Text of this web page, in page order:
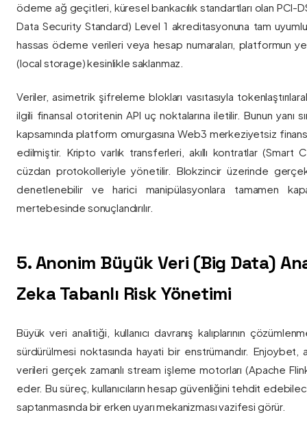
ödeme ağ geçitleri, küresel bankacılık standartları olan PCI-
Data Security Standard) Level 1 akreditasyonuna tam
hassas ödeme verileri veya hesap numaraları, platformun
(local storage) kesinlikle saklanmaz.
Veriler, asimetrik şifreleme blokları vasıtasıyla
ilgili finansal otoritenin API uç noktalarına iletilir. Bunun yanı
kapsamında platform omurgasına Web3 merkeziyetsiz
edilmiştir. Kripto varlık transferleri, akıllı kontratlar (Smart
cüzdan protokolleriyle yönetilir. Blokzincir üzerinde
denetlenebilir ve harici manipülasyonlara tamamen
mertebesinde sonuçlandırılır.
5. Anonim Büyük Veri (Big Data)
Zeka Tabanlı Risk Yönetimi
Büyük veri analitiği, kullanıcı davranış kalıplarının
sürdürülmesi noktasında hayati bir enstrümandır. Enjoybet,
verileri gerçek zamanlı stream işleme motorları (Apache Flink
eder. Bu süreç, kullanıcıların hesap güvenliğini tehdit
saptanmasında bir erken uyarı mekanizması vazifesi görür.